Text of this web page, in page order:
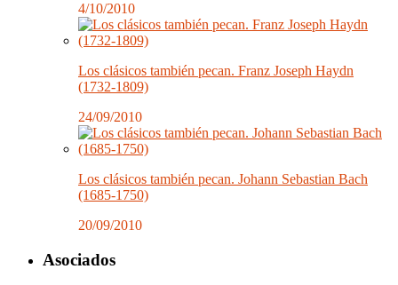
4/10/2010
Los clásicos también pecan. Franz Joseph Haydn
(1732-1809)
24/09/2010
Los clásicos también pecan. Johann Sebastian Bach
(1685-1750)
20/09/2010
Asociados